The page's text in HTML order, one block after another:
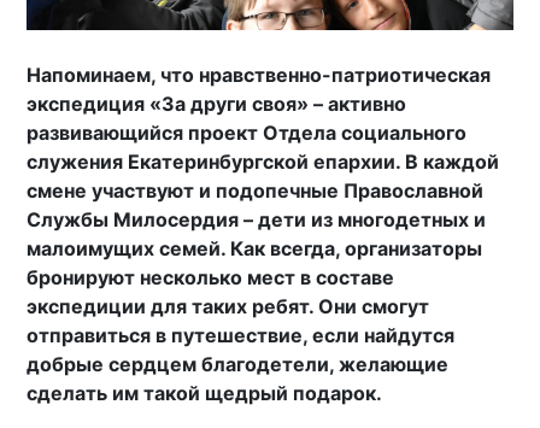
Напоминаем, что нравственно-патриотическая
экспедиция «За други своя» – активно
развивающийся проект Отдела социального
служения Екатеринбургской епархии. В каждой
смене участвуют и подопечные Православной
Службы Милосердия – дети из многодетных и
малоимущих семей. Как всегда, организаторы
бронируют несколько мест в составе
экспедиции для таких ребят. Они смогут
отправиться в путешествие, если найдутся
добрые сердцем благодетели, желающие
сделать им такой щедрый подарок.